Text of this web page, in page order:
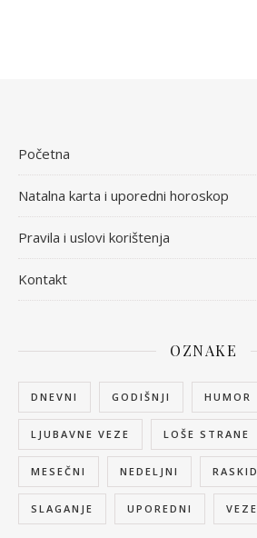
Početna
Natalna karta i uporedni horoskop
Pravila i uslovi korištenja
Kontakt
OZNAKE
DNEVNI GODIŠNJI HUMOR
LJUBAVNE VEZE LOŠE STRANE
MESEČNI NEDELJNI RASKID
SLAGANJE UPOREDNI VEZE